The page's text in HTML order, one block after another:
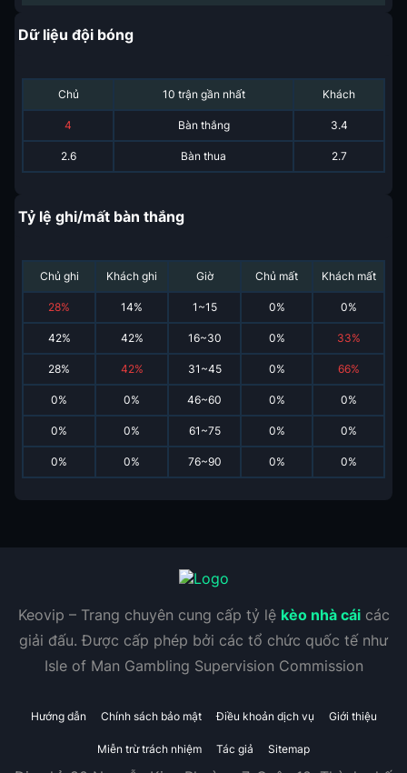
Dữ liệu đội bóng
Chủ 10 trận gần nhất Khách
4 Bàn thắng 3.4
2.6 Bàn thua 2.7
Tỷ lệ ghi/mất bàn thắng
Chủ ghi Khách ghi Giờ Chủ mất Khách mất
28% 14% 1~15 0% 0%
42% 42% 16~30 0% 33%
28% 42% 31~45 0% 66%
0% 0% 46~60 0% 0%
0% 0% 61~75 0% 0%
0% 0% 76~90 0% 0%
Keovip – Trang chuyên cung cấp tỷ lệ kèo nhà cáicác
giải đấu. Được cấp phép bởi các tổ chức quốc tế như
Isle of Man Gambling Supervision Commission
Hướng dẫn Chính sách bảo mật Điều khoản dịch vụ Giới thiệu
Miễn trừ trách nhiệm Tác giả Sitemap